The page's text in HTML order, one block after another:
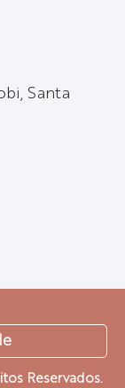
Santa
Reservados.